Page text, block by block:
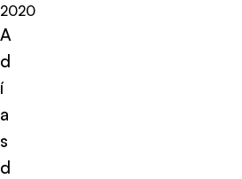
2020
A
d
í
a
s
d